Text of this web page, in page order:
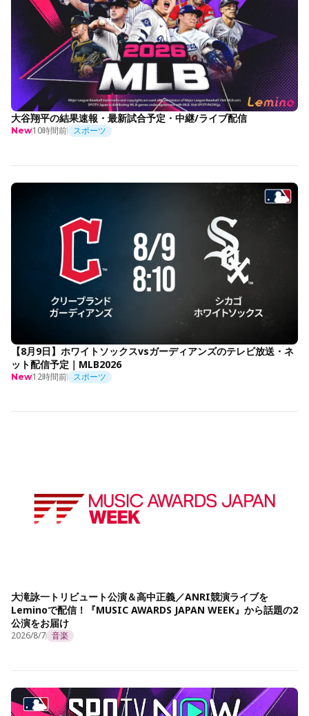
大谷翔平の結果速報・最新試合予定・中継/ライブ配信
New10時間前 スポーツ
【8月9日】ホワイトソックスvsガーディアンズのテレビ放送・ネ
ット配信予定｜MLB2026
New12時間前 スポーツ
大滝詠一トリビュート公演＆高中正義／ANRI競演ライブを
Leminoで配信！『MUSIC AWARDS JAPAN WEEK』から話題の2
公演をお届け
2026/8/7 音楽